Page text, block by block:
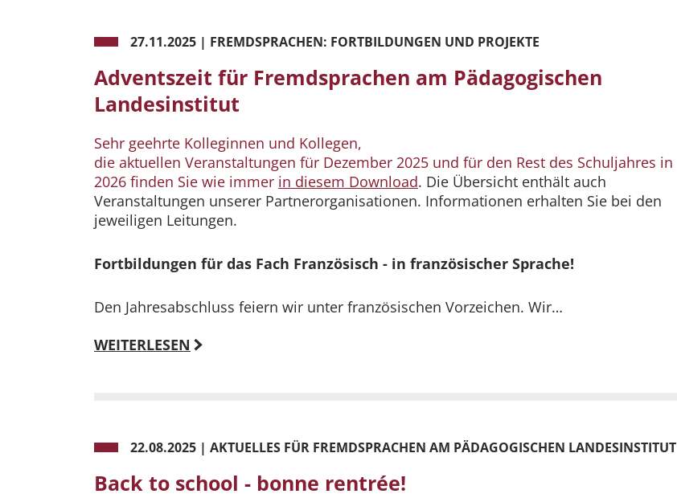
27.11.2025 | FREMDSPRACHEN: FORTBILDUNGEN UND PROJEKTE
Adventszeit für Fremdsprachen am Pädagogischen
Landesinstitut
Sehr geehrte Kolleginnen und Kollegen,
die aktuellen Veranstaltungen für Dezember 2025 und für den Rest des Schuljahres in
2026 finden Sie wie immer in diesem Download. Die Übersicht enthält auch
Veranstaltungen unserer Partnerorganisationen. Informationen erhalten Sie bei den
jeweiligen Leitungen.
Fortbildungen für das Fach Französisch - in französischer Sprache!
Den Jahresabschluss feiern wir unter französischen Vorzeichen. Wir…
WEITERLESEN
22.08.2025 | AKTUELLES FÜR FREMDSPRACHEN AM PÄDAGOGISCHEN LANDESINSTITUT
Back to school - bonne rentrée!